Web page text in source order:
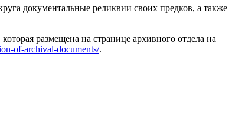
документальные реликвии своих предков, а также
размещена на странице архивного отдела на
of-archival-documents/.